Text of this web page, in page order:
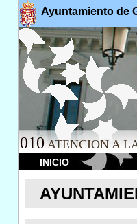
Ayuntamiento de
010 ATENCION A
INICIO